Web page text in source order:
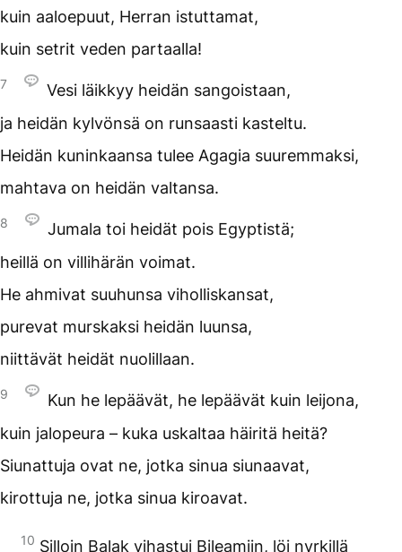
kuin aaloepuut, Herran istuttamat,
kuin setrit veden partaalla!
7
Vesi läikkyy heidän sangoistaan,
ja heidän kylvönsä on runsaasti kasteltu.
Heidän kuninkaansa tulee Agagia suuremmaksi,
mahtava on heidän valtansa.
8
Jumala toi heidät pois Egyptistä;
heillä on villihärän voimat.
He ahmivat suuhunsa viholliskansat,
purevat murskaksi heidän luunsa,
niittävät heidät nuolillaan.
9
Kun he lepäävät, he lepäävät kuin leijona,
kuin jalopeura – kuka uskaltaa häiritä heitä?
Siunattuja ovat ne, jotka sinua siunaavat,
kirottuja ne, jotka sinua kiroavat.
10 Silloin Balak vihastui Bileamiin, löi nyrkillä